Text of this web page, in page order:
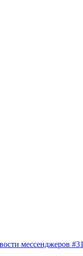
мессенджеров #31